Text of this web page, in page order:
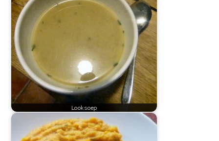
Looksoep